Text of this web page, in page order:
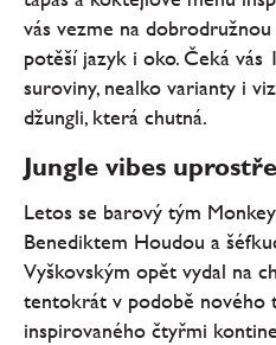
vás vezme na
potěší jazyk i oko. Čeká vás
suroviny, nealko varianty i
džungli, která chutná.
Jungle vibes
Letos se barový tým
Benediktem Houdou a
Vyškovským opět vydal na
tentokrát v podobě nového
inspirovaného čtyřmi